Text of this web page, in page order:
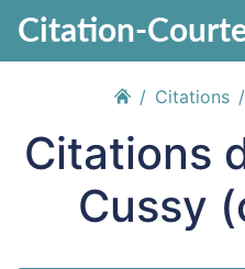
Citation-
Citations
Citations
Cussy